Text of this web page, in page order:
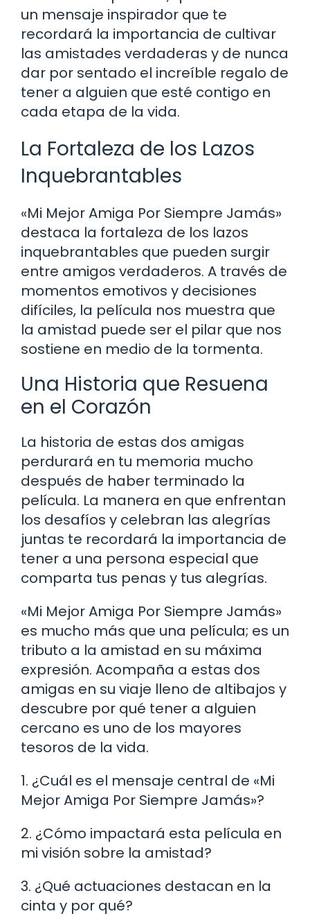
un mensaje inspirador que te
recordará la importancia de cultivar
las amistades verdaderas y de nunca
dar por sentado el increíble regalo de
tener a alguien que esté contigo en
cada etapa de la vida.
La Fortaleza de los Lazos
Inquebrantables
«Mi Mejor Amiga Por Siempre Jamás»
destaca la fortaleza de los lazos
inquebrantables que pueden surgir
entre amigos verdaderos. A través de
momentos emotivos y decisiones
difíciles, la película nos muestra que
la amistad puede ser el pilar que nos
sostiene en medio de la tormenta.
Una Historia que Resuena
en el Corazón
La historia de estas dos amigas
perdurará en tu memoria mucho
después de haber terminado la
película. La manera en que enfrentan
los desafíos y celebran las alegrías
juntas te recordará la importancia de
tener a una persona especial que
comparta tus penas y tus alegrías.
«Mi Mejor Amiga Por Siempre Jamás»
es mucho más que una película; es un
tributo a la amistad en su máxima
expresión. Acompaña a estas dos
amigas en su viaje lleno de altibajos y
descubre por qué tener a alguien
cercano es uno de los mayores
tesoros de la vida.
1. ¿Cuál es el mensaje central de «Mi
Mejor Amiga Por Siempre Jamás»?
2. ¿Cómo impactará esta película en
mi visión sobre la amistad?
3. ¿Qué actuaciones destacan en la
cinta y por qué?